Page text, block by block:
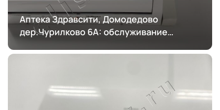
Аптека Здравсити, Домодедово
дер.Чурилково 6А: обслуживание